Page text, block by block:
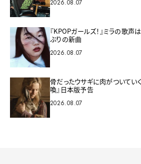
2026.08.07
『KPOPガールズ！』ミラの歌声
ぶりの新曲
2026.08.07
骨だったウサギに肉がついてい
喚』日本版予告
2026.08.07